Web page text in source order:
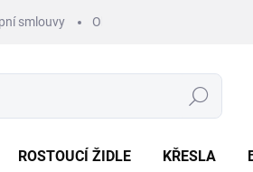
smlouvy Obchodní podmínky
Hledat
ROSTOUCÍ ŽIDLE KŘESLA